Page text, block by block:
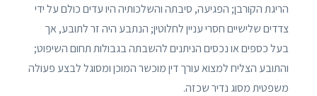
הריגת הקורבן; הפגיעה, סיבתה והשלכותיה היו עדים כולם על ידי
צדדים שלישיים חסרי עניין לחלוטין; הנתבע היה זר לתובע, אך
בעל כספים או נכסים הניתנים להשבתה בגבולות תחום השיפוט;
והתובע הצליח למצוא עורך דין מוכשר המוכן ומסוגל לבצע פעולה
משפטית מסוג נדיר שכזה.